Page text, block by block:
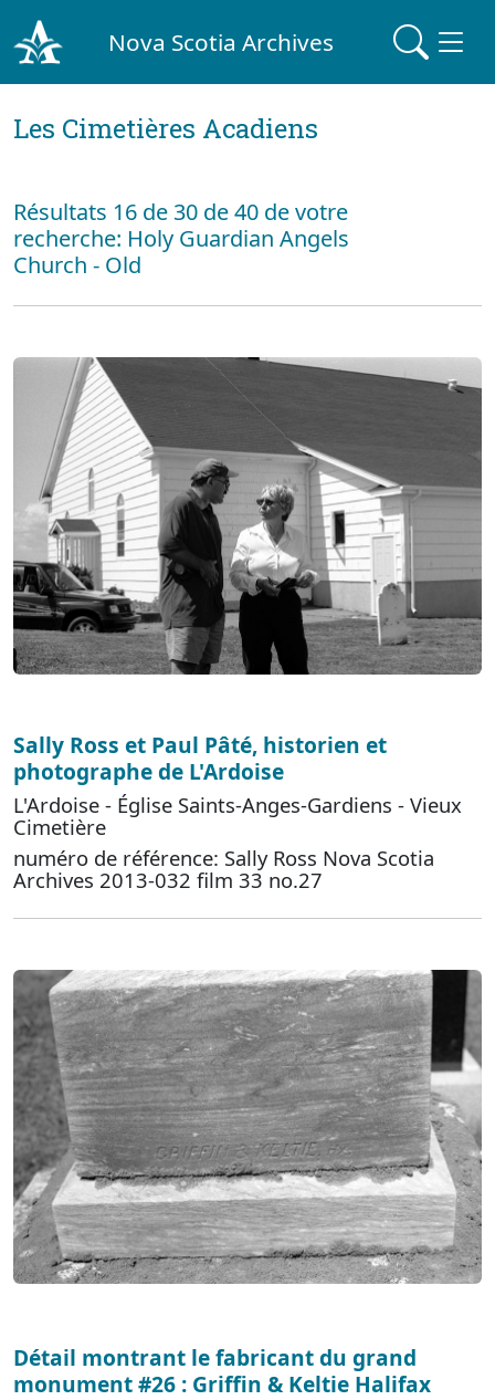
Nova Scotia Archives
Les Cimetières Acadiens
Résultats 16 de 30 de 40 de votre
recherche: Holy Guardian Angels
Church - Old
Sally Ross et Paul Pâté, historien et
photographe de L'Ardoise
L'Ardoise - Église Saints-Anges-Gardiens - Vieux
Cimetière
numéro de référence: Sally Ross Nova Scotia
Archives 2013-032 film 33 no.27
Détail montrant le fabricant du grand
monument #26 : Griffin & Keltie Halifax